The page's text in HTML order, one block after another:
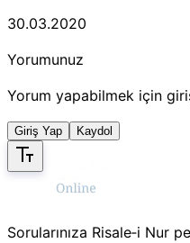
30.03.2020
Yorumunuz
Yorum yapabilmek için giriş
Giriş Yap Kaydol
Sorularınıza Risale‑i Nur